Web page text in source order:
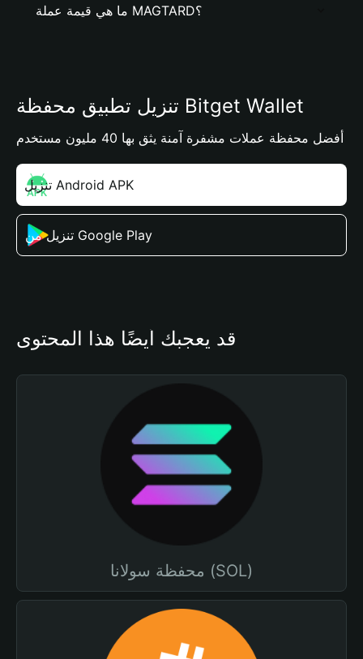
ما هي قيمة عملة MAGTARD؟
تنزيل تطبيق محفظة Bitget Wallet
أفضل محفظة عملات مشفرة آمنة يثق بها 40 مليون مستخدم
تنزيل Android APK
تنزيل من Google Play
قد يعجبك أيضًا هذا المحتوى
محفظة سولانا (SOL)